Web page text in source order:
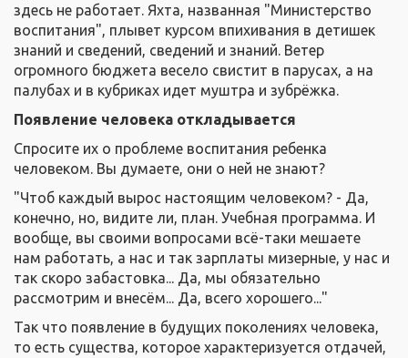
здесь не работает. Яхта, названная "Министерство
воспитания", плывет курсом впихивания в детишек
знаний и сведений, сведений и знаний. Ветер
огромного бюджета весело свистит в парусах, а на
палубах и в кубриках идет муштра и зубрёжка.
Появление человека откладывается
Спросите их о проблеме воспитания ребенка
человеком. Вы думаете, они о ней не знают?
"Чтоб каждый вырос настоящим человеком? - Да,
конечно, но, видите ли, план. Учебная программа. И
вообще, вы своими вопросами всё-таки мешаете
нам работать, а нас и так зарплаты мизерные, у нас и
так скоро забастовка... Да, мы обязательно
рассмотрим и внесём... Да, всего хорошего..."
Так что появление в будущих поколениях человека,
то есть существа, которое характеризуется отдачей,